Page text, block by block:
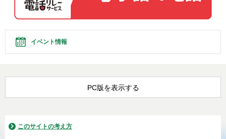
イベント情報
PC版を表示する
このサイトの考え方